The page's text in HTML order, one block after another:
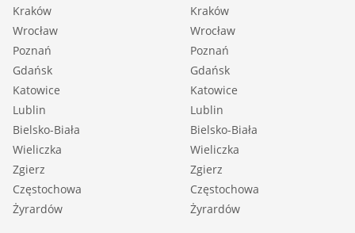
Kraków
Wrocław
Poznań
Gdańsk
Katowice
Lublin
Bielsko-Biała
Wieliczka
Zgierz
Częstochowa
Żyrardów
Kraków
Wrocław
Poznań
Gdańsk
Katowice
Lublin
Bielsko-Biała
Wieliczka
Zgierz
Częstochowa
Żyrardów